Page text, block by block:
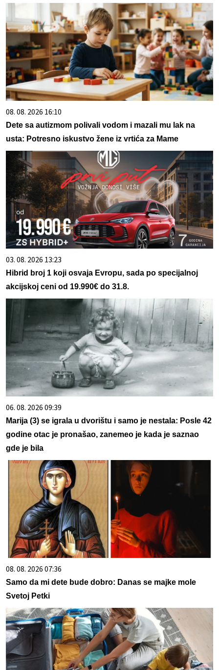
08. 08. 2026 16:10
Dete sa autizmom polivali vodom i mazali mu lak na
usta: Potresno iskustvo žene iz vrtića za Mame
03. 08. 2026 13:23
Hibrid broj 1 koji osvaja Evropu, sada po specijalnoj
akcijskoj ceni od 19.990€ do 31.8.
06. 08. 2026 09:39
Marija (3) se igrala u dvorištu i samo je nestala: Posle 42
godine otac je pronašao, zanemeo je kada je saznao
gde je bila
08. 08. 2026 07:36
Samo da mi dete bude dobro: Danas se majke mole
Svetoj Petki